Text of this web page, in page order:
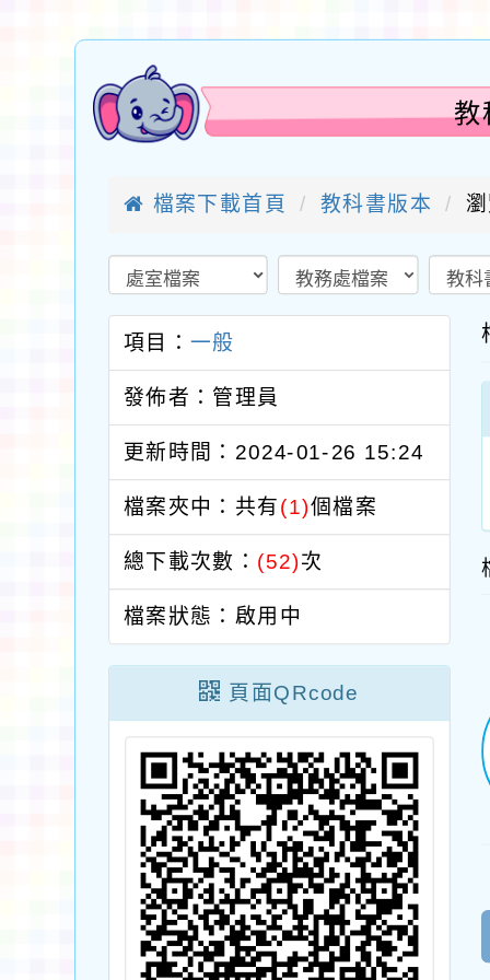
教
檔案下載首頁 教科書版本
項目：一般
發佈者：管理員
更新時間：2024-01-26 15:24
檔案夾中：共有(1)個檔案
總下載次數： (52)次
檔案狀態：啟用中
頁面QRcode